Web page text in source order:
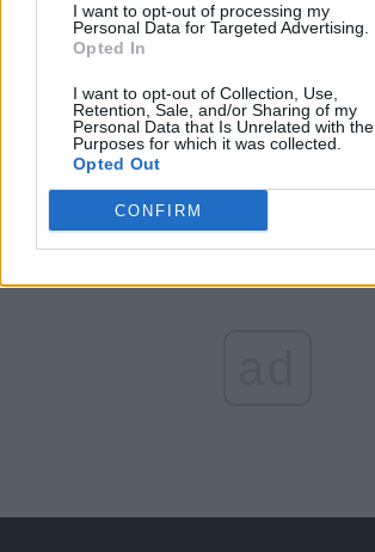
I want to opt-out of processing my
Personal Data for Targeted Advertising.
Opted In
I want to opt-out of Collection, Use,
Retention, Sale, and/or Sharing of my
Personal Data that Is Unrelated with the
Purposes for which it was collected.
Opted Out
CONFIRM
Arhiva sondajelor